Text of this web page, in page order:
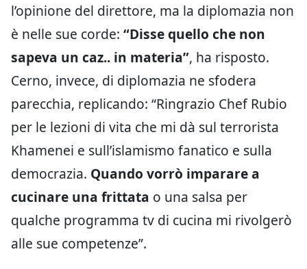
l’opinione del direttore, ma la diplomazia non
è nelle sue corde: “Disse quello che non
sapeva un caz.. in materia”, ha risposto.
Cerno, invece, di diplomazia ne sfodera
parecchia, replicando: “Ringrazio Chef Rubio
per le lezioni di vita che mi dà sul terrorista
Khamenei e sull’islamismo fanatico e sulla
democrazia. Quando vorrò imparare a
cucinare una frittata o una salsa per
qualche programma tv di cucina mi rivolgerò
alle sue competenze”.